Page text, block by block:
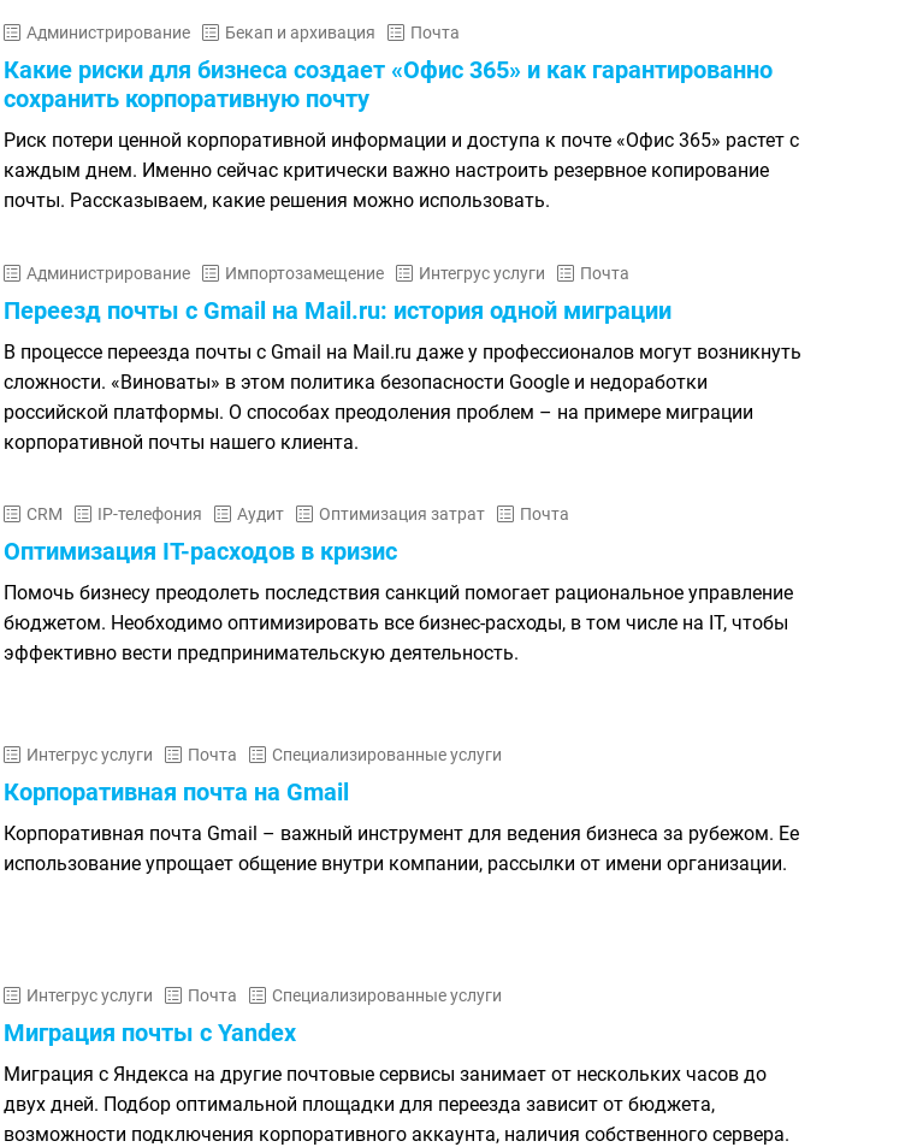
Администрирование Бекап и архивация Почта
Какие риски для бизнеса создает «Офис 365» и как гарантированно
сохранить корпоративную почту
Риск потери ценной корпоративной информации и доступа к почте «Офис 365» растет с
каждым днем. Именно сейчас критически важно настроить резервное копирование
почты. Рассказываем, какие решения можно использовать.
Администрирование Импортозамещение Интегрус услуги Почта
Переезд почты с Gmail на Mail.ru: история одной миграции
В процессе переезда почты с Gmail на Mail.ru даже у профессионалов могут возникнуть
сложности. «Виноваты» в этом политика безопасности Google и недоработки
российской платформы. О способах преодоления проблем – на примере миграции
корпоративной почты нашего клиента.
CRM IP-телефония Аудит Оптимизация затрат Почта
Оптимизация IT-расходов в кризис
Помочь бизнесу преодолеть последствия санкций помогает рациональное управление
бюджетом. Необходимо оптимизировать все бизнес-расходы, в том числе на IT, чтобы
эффективно вести предпринимательскую деятельность.
Интегрус услуги Почта Специализированные услуги
Корпоративная почта на Gmail
Корпоративная почта Gmail – важный инструмент для ведения бизнеса за рубежом. Ее
использование упрощает общение внутри компании, рассылки от имени организации.
Интегрус услуги Почта Специализированные услуги
Миграция почты с Yandex
Миграция с Яндекса на другие почтовые сервисы занимает от нескольких часов до
двух дней. Подбор оптимальной площадки для переезда зависит от бюджета,
возможности подключения корпоративного аккаунта, наличия собственного сервера.